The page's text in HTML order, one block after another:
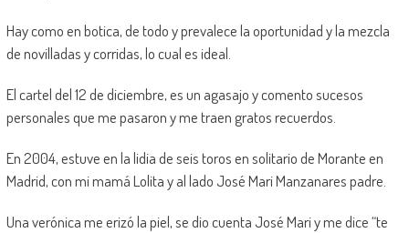
Hay como en botica, de todo y prevalece la oportunidad y la mezcla
de novilladas y corridas, lo cual es ideal.
El cartel del 12 de diciembre, es un agasajo y comento sucesos
personales que me pasaron y me traen gratos recuerdos.
En 2004, estuve en la lidia de seis toros en solitario de Morante en
Madrid, con mi mamá Lolita y al lado José Mari Manzanares padre.
Una verónica me erizó la piel, se dio cuenta José Mari y me dice “te